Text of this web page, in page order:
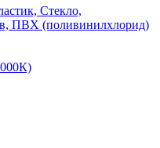
Стекло,
ПВХ (поливинилхлорид)